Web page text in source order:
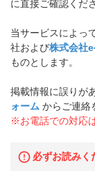
に直接ご確認くだ
当サービスによっ
社および株式会社
ものとします。
掲載情報に誤りが
ォーム からご連絡
※お電話での対応
必ずお読みく